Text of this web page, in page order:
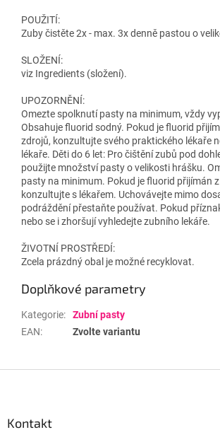
POUŽITÍ:
Zuby čistěte 2x - max. 3x denně pastou o
SLOŽENÍ:
viz Ingredients (složení).
UPOZORNĚNÍ:
Omezte spolknutí pasty na minimum, vždy
Obsahuje fluorid sodný. Pokud je fluorid
zdrojů, konzultujte svého praktického lékaře
lékaře. Děti do 6 let: Pro čištění zubů pod
použijte množství pasty o velikosti hrášku.
pasty na minimum. Pokud je fluorid přijímán
konzultujte s lékařem. Uchovávejte mimo
podráždění přestaňte používat. Pokud
nebo se i zhoršují vyhledejte zubního lekáře.
ŽIVOTNÍ PROSTŘEDÍ:
Zcela prázdný obal je možné recyklovat.
Doplňkové parametry
Kategorie:
Zubní pasty
EAN: Zvolte variantu
Kontakt